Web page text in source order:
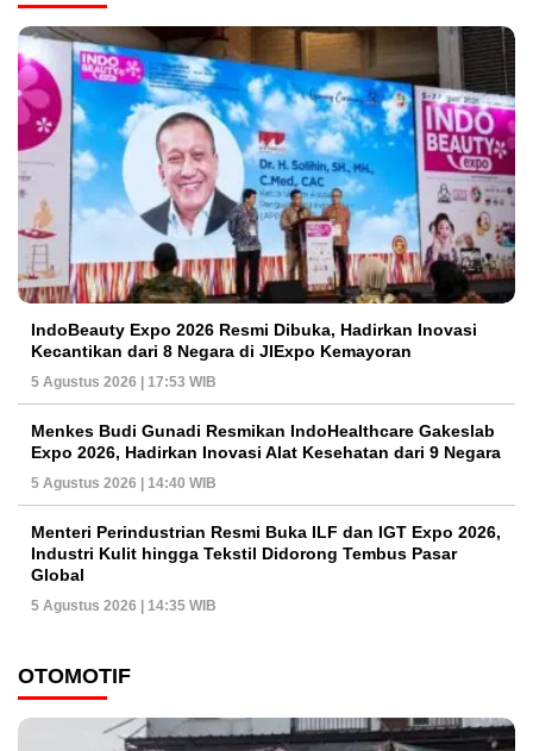
IndoBeauty Expo 2026 Resmi Dibuka, Hadirkan Inovasi
Kecantikan dari 8 Negara di JIExpo Kemayoran
5 Agustus 2026 | 17:53 WIB
Menkes Budi Gunadi Resmikan IndoHealthcare Gakeslab
Expo 2026, Hadirkan Inovasi Alat Kesehatan dari 9 Negara
5 Agustus 2026 | 14:40 WIB
Menteri Perindustrian Resmi Buka ILF dan IGT Expo 2026,
Industri Kulit hingga Tekstil Didorong Tembus Pasar
Global
5 Agustus 2026 | 14:35 WIB
OTOMOTIF